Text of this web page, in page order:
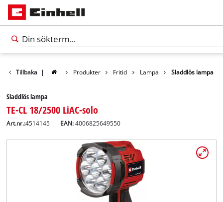
Tillbaka | Produkter Fritid Lampa Sladdlös lampa
Sladdlös lampa
TE-CL 18/2500 LiAC-solo
Art.nr.:4514145 EAN:4006825649550